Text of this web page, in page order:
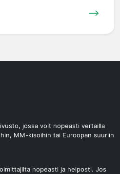
jossa voit nopeasti vertailla
MM-kisoihin tai Euroopan suuriin
nopeasti ja helposti. Jos